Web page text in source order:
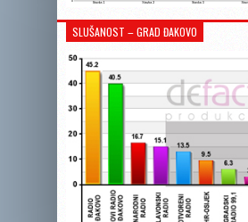
SLUŠANOST – GRAD ĐAKOVO